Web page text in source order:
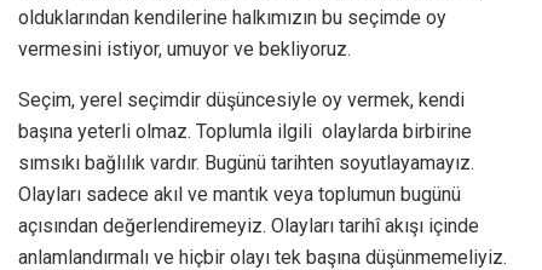
olduklarından kendilerine halkımızın bu seçimde oy
vermesini istiyor, umuyor ve bekliyoruz.
Seçim, yerel seçimdir düşüncesiyle oy vermek, kendi
başına yeterli olmaz. Toplumla ilgili olaylarda birbirine
sımsıkı bağlılık vardır. Bugünü tarihten soyutlayamayız.
Olayları sadece akıl ve mantık veya toplumun bugünü
açısından değerlendiremeyiz. Olayları tarihî akışı içinde
anlamlandırmalı ve hiçbir olayı tek başına düşünmemeliyiz.